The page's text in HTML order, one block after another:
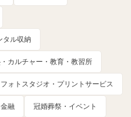
タル収納
カルチャー・教育・教習所
フォトスタジオ・プリントサービス
融 冠婚葬祭・イベント